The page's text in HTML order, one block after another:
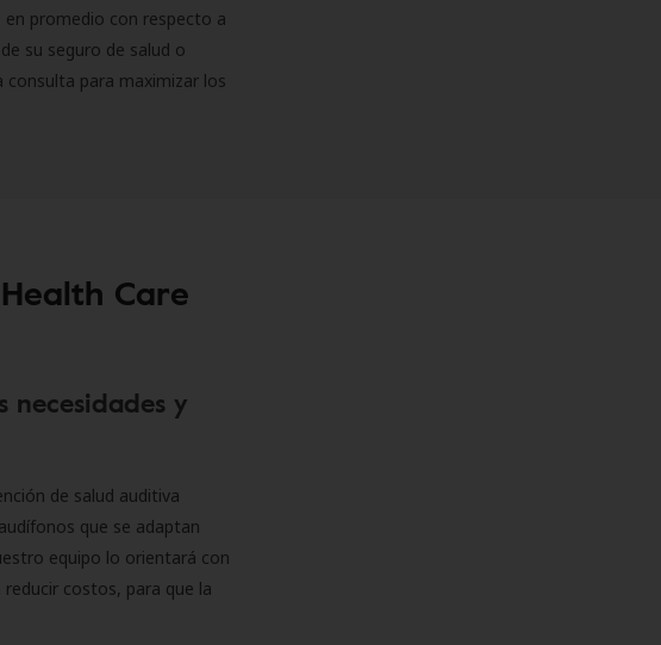
promedio con respecto a
su seguro de salud o
consulta para maximizar los
Care
necesidades y
de salud auditiva
que se adaptan
equipo lo orientará con
costos, para que la